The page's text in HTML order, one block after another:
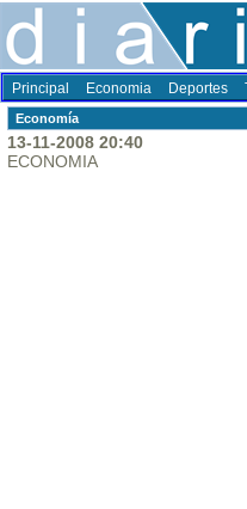
Principal Economia Deportes
Economí­a
13-11-2008 20:40
ECONOMIA